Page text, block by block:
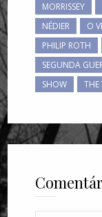
MORRISSEY
NÉDIER
O
PHILIP ROTH
SEGUNDA
SHOW
THE